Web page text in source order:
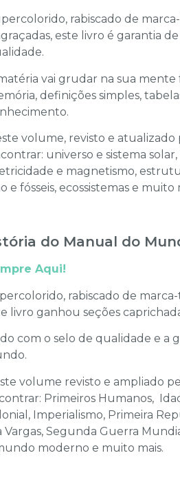
rabiscado de
este livro é garantia
vai grudar na sua
definições simples,
volume, revisto e
universo e sistema
e magnetismo,
fósseis, ecossistemas e muito
do Manual do
Aqui!
rabiscado de
livro ganhou seções
com o selo de qualidade e a
volume revisto e ampliado
Primeiros Humanos,
Imperialismo, Primeira
Vargas, Segunda Guerra
moderno e muito mais.